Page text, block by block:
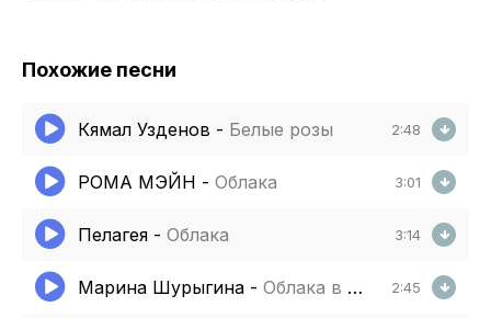
Похожие песни
Кямал Узденов - Белые розы 2:48
РОМА МЭЙН - Облака 3:01
Пелагея - Облака 3:14
Марина Шурыгина - Облака в руках 2:45